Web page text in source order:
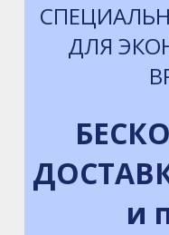
ДЛЯ
и